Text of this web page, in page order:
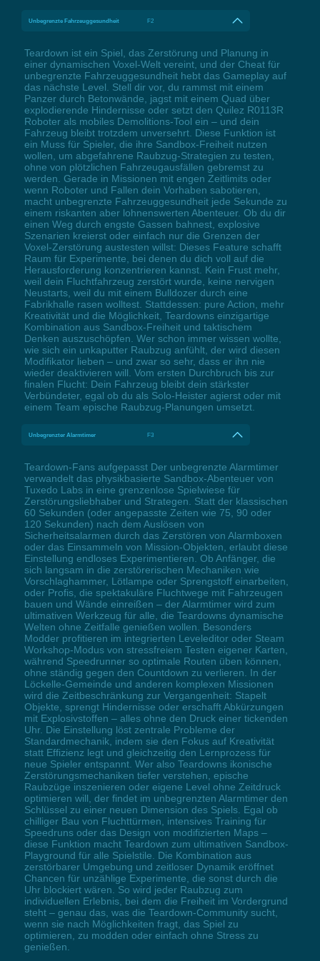
Unbegrenzte Fahrzeuggesundheit F2
Teardown ist ein Spiel, das Zerstörung und Planung in
einer dynamischen Voxel-Welt vereint, und der Cheat für
unbegrenzte Fahrzeuggesundheit hebt das Gameplay auf
das nächste Level. Stell dir vor, du rammst mit einem
Panzer durch Betonwände, jagst mit einem Quad über
explodierende Hindernisse oder setzt den Quilez R0113R
Roboter als mobiles Demolitions-Tool ein – und dein
Fahrzeug bleibt trotzdem unversehrt. Diese Funktion ist
ein Muss für Spieler, die ihre Sandbox-Freiheit nutzen
wollen, um abgefahrene Raubzug-Strategien zu testen,
ohne von plötzlichen Fahrzeugausfällen gebremst zu
werden. Gerade in Missionen mit engen Zeitlimits oder
wenn Roboter und Fallen dein Vorhaben sabotieren,
macht unbegrenzte Fahrzeuggesundheit jede Sekunde zu
einem riskanten aber lohnenswerten Abenteuer. Ob du dir
einen Weg durch engste Gassen bahnest, explosive
Szenarien kreierst oder einfach nur die Grenzen der
Voxel-Zerstörung austesten willst: Dieses Feature schafft
Raum für Experimente, bei denen du dich voll auf die
Herausforderung konzentrieren kannst. Kein Frust mehr,
weil dein Fluchtfahrzeug zerstört wurde, keine nervigen
Neustarts, weil du mit einem Bulldozer durch eine
Fabrikhalle rasen wolltest. Stattdessen: pure Action, mehr
Kreativität und die Möglichkeit, Teardowns einzigartige
Kombination aus Sandbox-Freiheit und taktischem
Denken auszuschöpfen. Wer schon immer wissen wollte,
wie sich ein unkaputter Raubzug anfühlt, der wird diesen
Modifikator lieben – und zwar so sehr, dass er ihn nie
wieder deaktivieren will. Vom ersten Durchbruch bis zur
finalen Flucht: Dein Fahrzeug bleibt dein stärkster
Verbündeter, egal ob du als Solo-Heister agierst oder mit
einem Team epische Raubzug-Planungen umsetzt.
Unbegrenzter Alarmtimer F3
Teardown-Fans aufgepasst Der unbegrenzte Alarmtimer
verwandelt das physikbasierte Sandbox-Abenteuer von
Tuxedo Labs in eine grenzenlose Spielwiese für
Zerstörungsliebhaber und Strategen. Statt der klassischen
60 Sekunden (oder angepasste Zeiten wie 75, 90 oder
120 Sekunden) nach dem Auslösen von
Sicherheitsalarmen durch das Zerstören von Alarmboxen
oder das Einsammeln von Mission-Objekten, erlaubt diese
Einstellung endloses Experimentieren. Ob Anfänger, die
sich langsam in die zerstörerischen Mechaniken wie
Vorschlaghammer, Lötlampe oder Sprengstoff einarbeiten,
oder Profis, die spektakuläre Fluchtwege mit Fahrzeugen
bauen und Wände einreißen – der Alarmtimer wird zum
ultimativen Werkzeug für alle, die Teardowns dynamische
Welten ohne Zeitfalle genießen wollen. Besonders
Modder profitieren im integrierten Leveleditor oder Steam
Workshop-Modus von stressfreiem Testen eigener Karten,
während Speedrunner so optimale Routen üben können,
ohne ständig gegen den Countdown zu verlieren. In der
Löckelle-Gemeinde und anderen komplexen Missionen
wird die Zeitbeschränkung zur Vergangenheit: Stapelt
Objekte, sprengt Hindernisse oder erschafft Abkürzungen
mit Explosivstoffen – alles ohne den Druck einer tickenden
Uhr. Die Einstellung löst zentrale Probleme der
Standardmechanik, indem sie den Fokus auf Kreativität
statt Effizienz legt und gleichzeitig den Lernprozess für
neue Spieler entspannt. Wer also Teardowns ikonische
Zerstörungsmechaniken tiefer verstehen, epische
Raubzüge inszenieren oder eigene Level ohne Zeitdruck
optimieren will, der findet im unbegrenzten Alarmtimer den
Schlüssel zu einer neuen Dimension des Spiels. Egal ob
chilliger Bau von Fluchttürmen, intensives Training für
Speedruns oder das Design von modifizierten Maps –
diese Funktion macht Teardown zum ultimativen Sandbox-
Playground für alle Spielstile. Die Kombination aus
zerstörbarer Umgebung und zeitloser Dynamik eröffnet
Chancen für unzählige Experimente, die sonst durch die
Uhr blockiert wären. So wird jeder Raubzug zum
individuellen Erlebnis, bei dem die Freiheit im Vordergrund
steht – genau das, was die Teardown-Community sucht,
wenn sie nach Möglichkeiten fragt, das Spiel zu
optimieren, zu modden oder einfach ohne Stress zu
genießen.